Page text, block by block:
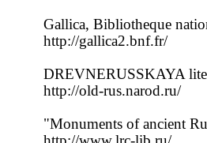
Gallica, Bibliotheque
http://gallica2.bnf.fr/
DREVNERUSSKAYA
http://old-rus.narod.ru/
"Monuments of ancient